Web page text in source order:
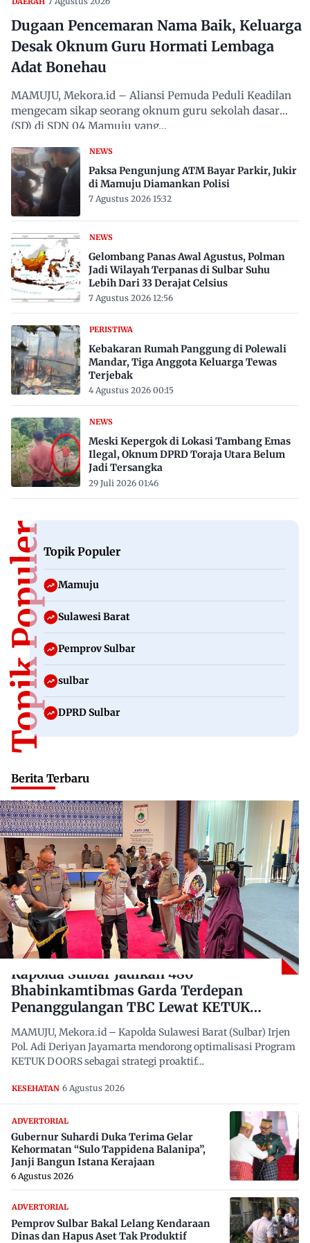
Dugaan Pencemaran Nama Baik, Keluarga
Desak Oknum Guru Hormati Lembaga
Adat Bonehau
MAMUJU, Mekora.id – Aliansi Pemuda Peduli Keadilan
mengecam sikap seorang oknum guru sekolah dasar
(SD) di SDN 04 Mamuju yang…
NEWS
Paksa Pengunjung ATM Bayar Parkir, Jukir
di Mamuju Diamankan Polisi
7 Agustus 2026 15:32
NEWS
Gelombang Panas Awal Agustus, Polman
Jadi Wilayah Terpanas di Sulbar Suhu
Lebih Dari 33 Derajat Celsius
7 Agustus 2026 12:56
PERISTIWA
Kebakaran Rumah Panggung di Polewali
Mandar, Tiga Anggota Keluarga Tewas
Terjebak
4 Agustus 2026 00:15
NEWS
Meski Kepergok di Lokasi Tambang Emas
Ilegal, Oknum DPRD Toraja Utara Belum
Jadi Tersangka
29 Juli 2026 01:46
Topik PopulerTopik Populer
Mamuju
Sulawesi Barat
Pemprov Sulbar
sulbar
DPRD Sulbar
Berita Terbaru
Kapolda Sulbar Jadikan 480
Bhabinkamtibmas Garda Terdepan
Penanggulangan TBC Lewat KETUK
DOORS di 650 Desa
MAMUJU, Mekora.id – Kapolda Sulawesi Barat (Sulbar) Irjen
Pol. Adi Deriyan Jayamarta mendorong optimalisasi Program
KETUK DOORS sebagai strategi proaktif…
KESEHATAN 6 Agustus 2026
ADVERTORIAL
Gubernur Suhardi Duka Terima Gelar
Kehormatan “Sulo Tappidena Balanipa”,
Janji Bangun Istana Kerajaan
6 Agustus 2026
ADVERTORIAL
Pemprov Sulbar Bakal Lelang Kendaraan
Dinas dan Hapus Aset Tak Produktif